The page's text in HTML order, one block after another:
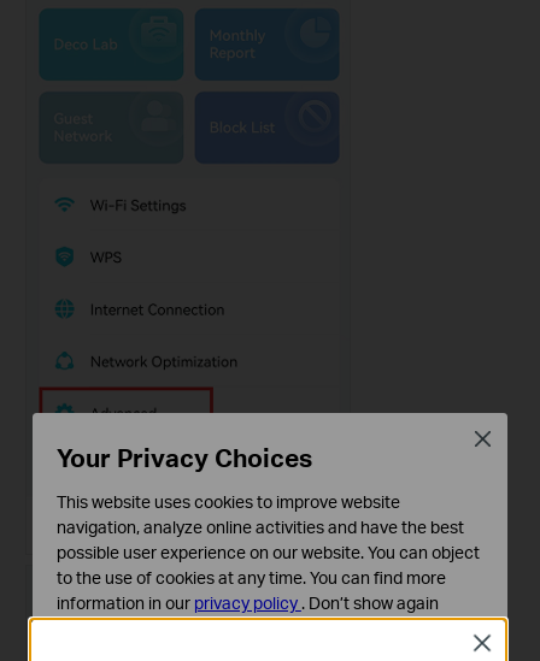
Close
Your Privacy Choices
This website uses cookies to improve website
navigation, analyze online activities and have the best
possible user experience on our website. You can object
to the use of cookies at any time. You can find more
information in our privacy policy . Don’t show again
Close